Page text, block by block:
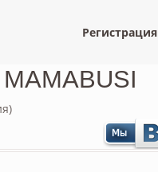
Регистрация
MAMABUSI